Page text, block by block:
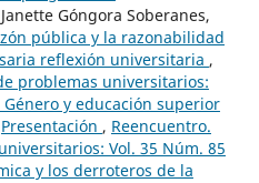
Góngora Soberanes,
pública y la razonabilidad
reflexión universitaria ,
problemas universitarios:
Género y educación superior
Presentación , Reencuentro.
Vol. 35 Núm. 85
y los derroteros de la